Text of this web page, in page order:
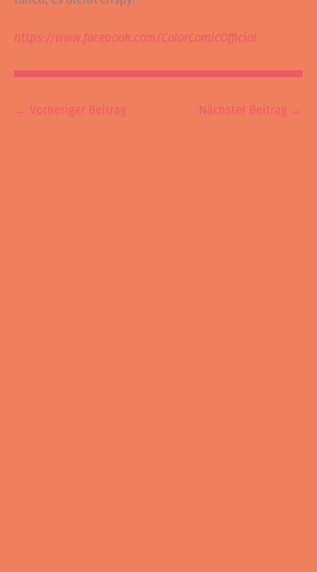
https://www.facebook.com/ColorComicOfficial
← Vorheriger Beitrag Nächster Beitrag →